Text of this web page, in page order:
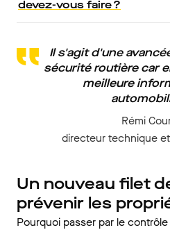
devez-vous faire ?
Il s'agit d'une
sécurité routière car
meilleure
Rémi
directeur technique
Un nouveau filet
prévenir les
Pourquoi passer par le